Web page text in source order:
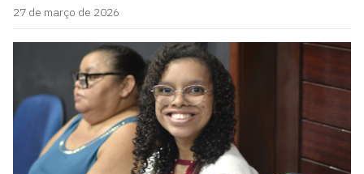
27 de março de 2026